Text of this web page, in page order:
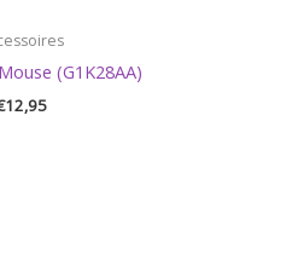
(G1K28AA)
12,95